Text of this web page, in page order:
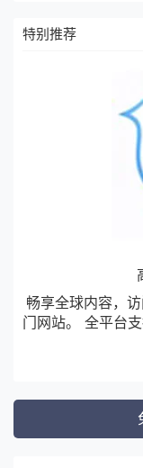
特别推荐
畅享全球内容，
门网站。 全平台